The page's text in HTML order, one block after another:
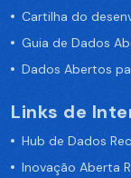
Cartilha do
Guia de Dados
Dados Abertos
Links de
Hub de Dados
Inovação Aberta